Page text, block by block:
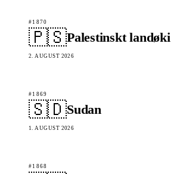
#1870
🇵🇸Palestinskt landøki
2. AUGUST 2026
#1869
🇸🇩Sudan
1. AUGUST 2026
#1868